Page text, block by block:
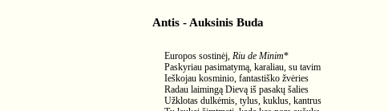
Antis - Auksinis Buda
Europos sostinėj, Riu de Minim*
Paskyriau pasimatymą, karaliau, su tavim
Ieškojau kosminio, fantastiško žvėries
Radau laimingą Dievą iš pasakų šalies
Užklotas dulkėmis, tylus, kuklus, kantrus